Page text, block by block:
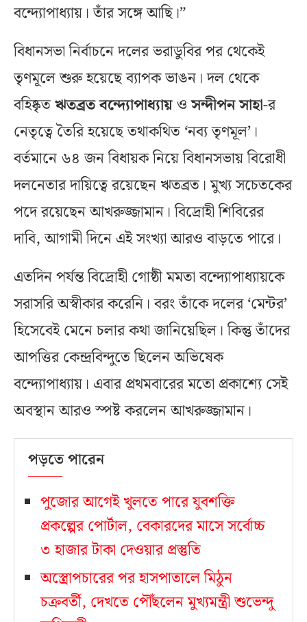
বন্দ্যোপাধ্যায়। তাঁর সঙ্গে আছি।”
বিধানসভা নির্বাচনে দলের ভরাডুবির পর থেকেই
তৃণমূলে শুরু হয়েছে ব্যাপক ভাঙন। দল থেকে
বহিষ্কৃতঋতব্রত বন্দ্যোপাধ্যায়ওসন্দীপন সাহা-র
নেতৃত্বে তৈরি হয়েছে তথাকথিত ‘নব্য তৃণমূল’।
বর্তমানে ৬৪ জন বিধায়ক নিয়ে বিধানসভায় বিরোধী
দলনেতার দায়িত্বে রয়েছেন ঋতব্রত। মুখ্য সচেতকের
পদে রয়েছেন আখরুজ্জামান। বিদ্রোহী শিবিরের
দাবি, আগামী দিনে এই সংখ্যা আরও বাড়তে পারে।
এতদিন পর্যন্ত বিদ্রোহী গোষ্ঠী মমতা বন্দ্যোপাধ্যায়কে
সরাসরি অস্বীকার করেনি। বরং তাঁকে দলের ‘মেন্টর’
হিসেবেই মেনে চলার কথা জানিয়েছিল। কিন্তু তাঁদের
আপত্তির কেন্দ্রবিন্দুতে ছিলেন অভিষেক
বন্দ্যোপাধ্যায়। এবার প্রথমবারের মতো প্রকাশ্যে সেই
অবস্থান আরও স্পষ্ট করলেন আখরুজ্জামান।
পড়তে পারেন
পুজোর আগেই খুলতে পারে যুবশক্তি
প্রকল্পের পোর্টাল, বেকারদের মাসে সর্বোচ্চ
৩ হাজার টাকা দেওয়ার প্রস্তুতি
অস্ত্রোপচারের পর হাসপাতালে মিঠুন
চক্রবর্তী, দেখতে পৌঁছলেন মুখ্যমন্ত্রী শুভেন্দু